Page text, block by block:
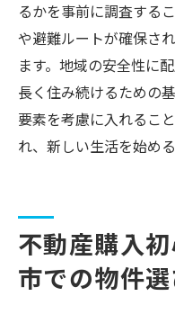
るかを事前に調査する
や避難ルートが確保さ
ます。地域の安全性に
長く住み続けるための
要素を考慮に入れるこ
れ、新しい生活を始め
不動産購入
市での物件